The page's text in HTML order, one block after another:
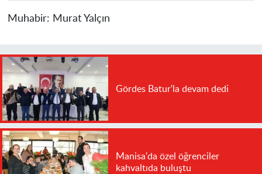
Muhabir: Murat Yalçın
Gördes Batur'la devam dedi
Manisa'da özel öğrenciler
kahvaltıda buluştu